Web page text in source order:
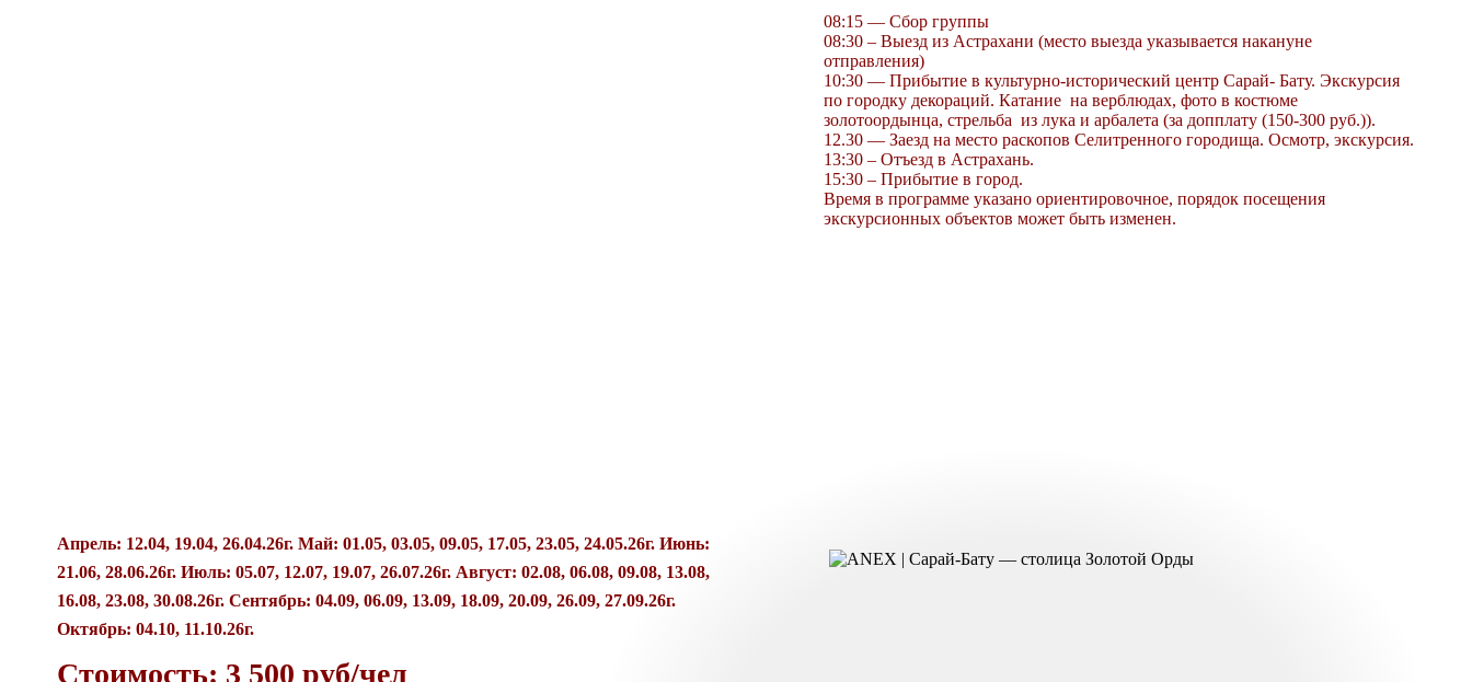
08:15 — Сбор группы
08:30 – Выезд из Астрахани (место выезда указывается накануне
отправления)
10:30 — Прибытие в культурно-исторический центр Сарай- Бату. Экскурсия
по городку декораций. Катание на верблюдах, фото в костюме
золотоордынца, стрельба из лука и арбалета (за допплату (150-300 руб.)).
12.30 — Заезд на место раскопов Селитренного городища. Осмотр, экскурсия.
13:30 – Отъезд в Астрахань.
15:30 – Прибытие в город.
Время в программе указано ориентировочное, порядок посещения
экскурсионных объектов может быть изменен.
Апрель: 12.04, 19.04, 26.04.26г. Май: 01.05, 03.05, 09.05, 17.05, 23.05, 24.05.26г. Июнь:
21.06, 28.06.26г. Июль: 05.07, 12.07, 19.07, 26.07.26г. Август: 02.08, 06.08, 09.08, 13.08,
16.08, 23.08, 30.08.26г. Сентябрь: 04.09, 06.09, 13.09, 18.09, 20.09, 26.09, 27.09.26г.
Октябрь: 04.10, 11.10.26г.
Стоимость: 3 500 руб/чел